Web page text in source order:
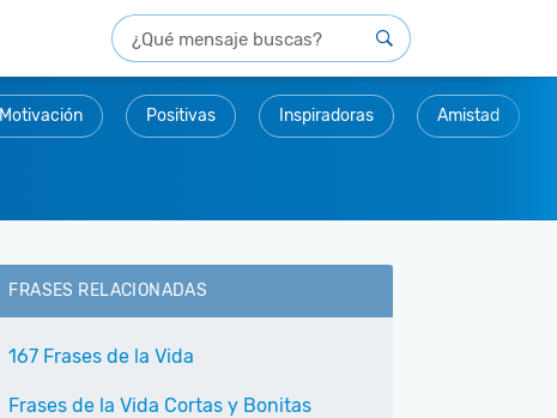
Motivación Positivas Inspiradoras Amistad
FRASES RELACIONADAS
167 Frases de la Vida
Frases de la Vida Cortas y Bonitas